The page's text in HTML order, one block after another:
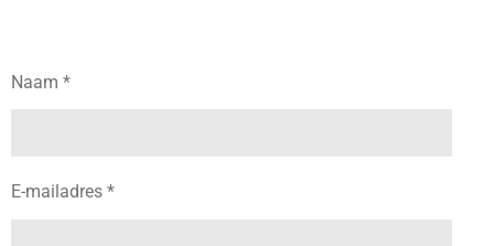
Naam *
E-mailadres *